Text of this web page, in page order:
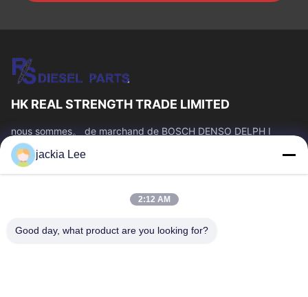
HK REAL STRENGTH TRADE LIMITED
nous sommes。 de marchand de BOSCH DENSO DELPH I
CATERPILLAR VOLVO CUMMINS TOYOTA ISUZU Company
nombre de whatsapp : 0086 159 2067 9523.
Liens Rapides
Produits
À Propos De Nous
Visite De L'usine
jackia Lee
2:12 AM
Good day, what product are you looking for?